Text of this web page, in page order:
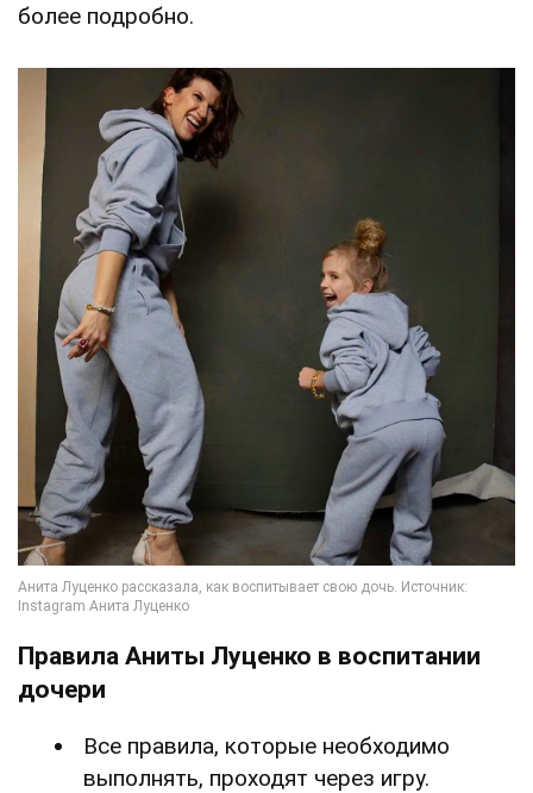
более подробно.
Правила Аниты Луценко в воспитании
дочери
Все правила, которые необходимо
выполнять, проходят через игру.